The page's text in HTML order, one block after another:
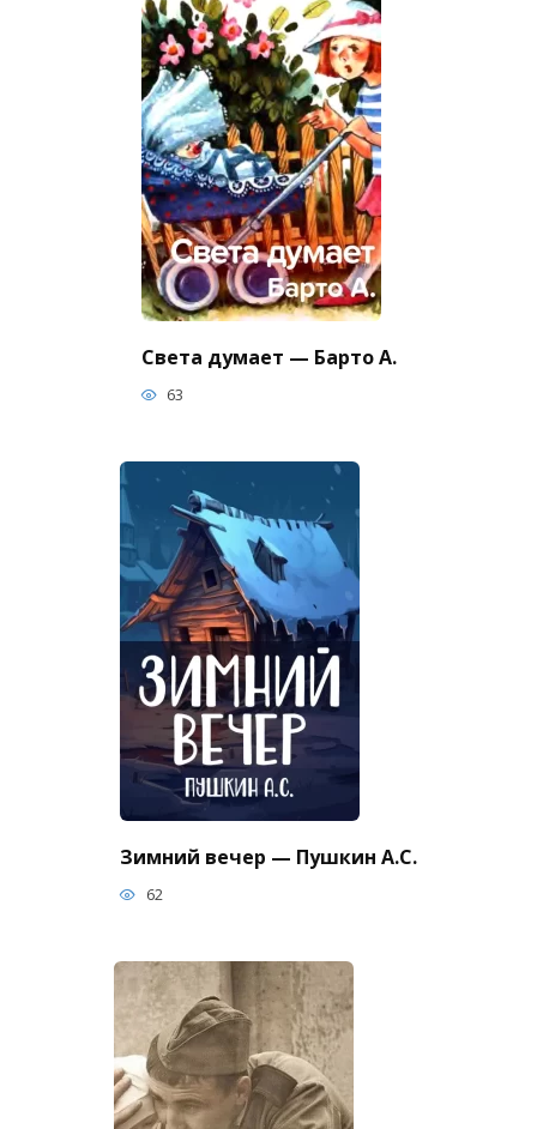
Света думает — Барто А.
63
Зимний вечер — Пушкин А.С.
62